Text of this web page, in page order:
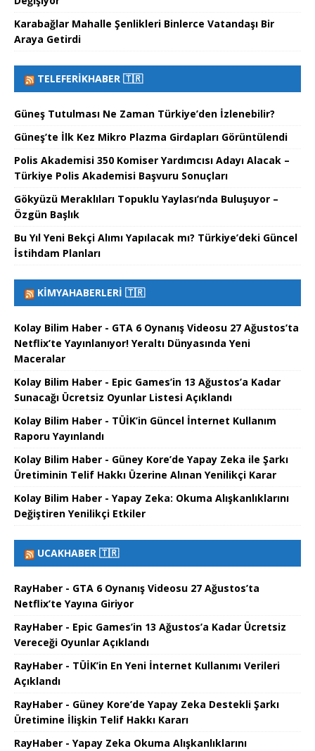
Karabağlar Mahalle Şenlikleri Binlerce Vatandaşı Bir
Araya Getirdi
TELEFERIKHABER 🇹🇷
Güneş Tutulması Ne Zaman Türkiye’den İzlenebilir?
Güneş’te İlk Kez Mikro Plazma Girdapları Görüntülendi
Polis Akademisi 350 Komiser Yardımcısı Adayı Alacak –
Türkiye Polis Akademisi Başvuru Sonuçları
Gökyüzü Meraklıları Topuklu Yaylası’nda Buluşuyor –
Özgün Başlık
Bu Yıl Yeni Bekçi Alımı Yapılacak mı? Türkiye’deki Güncel
İstihdam Planları
KIMYAHABERLERI 🇹🇷
Kolay Bilim Haber - GTA 6 Oynanış Videosu 27 Ağustos’ta
Netflix’te Yayınlanıyor! Yeraltı Dünyasında Yeni
Maceralar
Kolay Bilim Haber - Epic Games’in 13 Ağustos’a Kadar
Sunacağı Ücretsiz Oyunlar Listesi Açıklandı
Kolay Bilim Haber - TÜİK’in Güncel İnternet Kullanım
Raporu Yayınlandı
Kolay Bilim Haber - Güney Kore’de Yapay Zeka ile Şarkı
Üretiminin Telif Hakkı Üzerine Alınan Yenilikçi Karar
Kolay Bilim Haber - Yapay Zeka: Okuma Alışkanlıklarını
Değiştiren Yenilikçi Etkiler
UCAKHABER 🇹🇷
RayHaber - GTA 6 Oynanış Videosu 27 Ağustos’ta
Netflix’te Yayına Giriyor
RayHaber - Epic Games’in 13 Ağustos’a Kadar Ücretsiz
Vereceği Oyunlar Açıklandı
RayHaber - TÜİK’in En Yeni İnternet Kullanımı Verileri
Açıklandı
RayHaber - Güney Kore’de Yapay Zeka Destekli Şarkı
Üretimine İlişkin Telif Hakkı Kararı
RayHaber - Yapay Zeka Okuma Alışkanlıklarını